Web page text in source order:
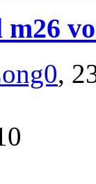
m26
,